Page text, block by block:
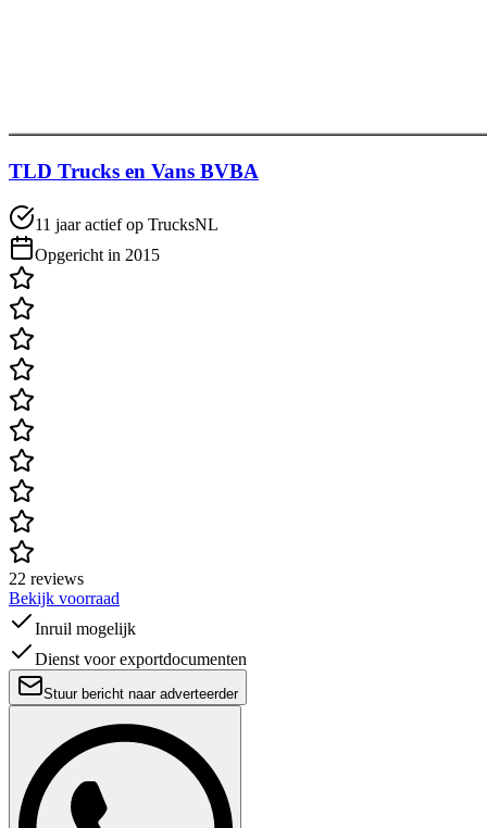
TLD Trucks en Vans BVBA
11 jaar actief op TrucksNL
Opgericht in 2015
22 reviews
Bekijk voorraad
Inruil mogelijk
Dienst voor exportdocumenten
Stuur bericht naar adverteerder